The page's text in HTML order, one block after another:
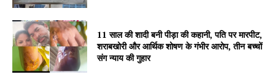
11 साल की शादी बनी पीड़ा की कहानी, पति पर मारपीट,
शराबखोरी और आर्थिक शोषण के गंभीर आरोप, तीन बच्चों
संग न्याय की गुहार